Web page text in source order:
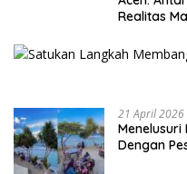
Realitas
21 April 2026
Dengan